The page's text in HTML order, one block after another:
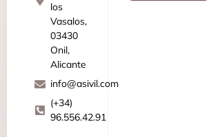
los
Vasalos,
03430
Onil,
Alicante
info@asivil.com
(+34)
96.556.42.91